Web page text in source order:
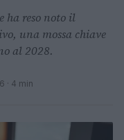
ha reso noto il
una mossa chiave
al 2028.
· 4 min